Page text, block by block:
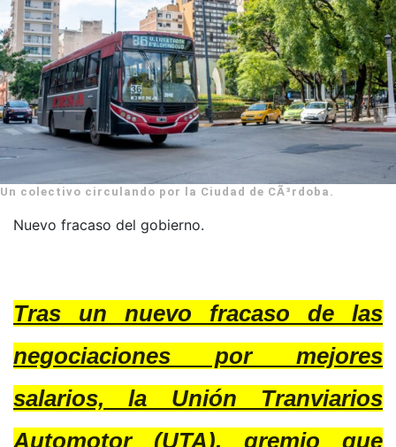
Un colectivo circulando por la Ciudad de CÃ³rdoba.
Nuevo fracaso del gobierno.
Tras un nuevo fracaso de las
negociaciones por mejores
salarios, la Unión Tranviarios
Automotor (UTA), gremio que